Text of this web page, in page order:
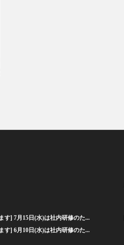
す] 7月15日(水)は社内研修のた...
す] 6月10日(水)は社内研修のた...